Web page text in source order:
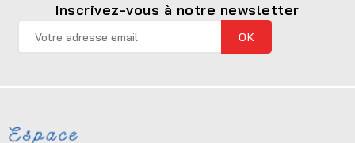
Inscrivez-vous à notre newsletter